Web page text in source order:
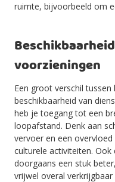
ruimte, bijvoorbeeld om
voorzieningen
Een groot verschil
beschikbaarheid van
heb je toegang tot een
loopafstand. Denk aan
vervoer en een
culturele activiteiten.
doorgaans een stuk
vrijwel overal